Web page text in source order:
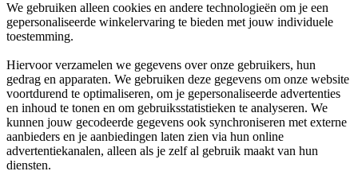
We gebruiken alleen cookies en andere technologieën om je een
gepersonaliseerde winkelervaring te bieden met jouw individuele
toestemming.
Hiervoor verzamelen we gegevens over onze gebruikers, hun
gedrag en apparaten. We gebruiken deze gegevens om onze website
voortdurend te optimaliseren, om je gepersonaliseerde advertenties
en inhoud te tonen en om gebruiksstatistieken te analyseren. We
kunnen jouw gecodeerde gegevens ook synchroniseren met externe
aanbieders en je aanbiedingen laten zien via hun online
advertentiekanalen, alleen als je zelf al gebruik maakt van hun
diensten.